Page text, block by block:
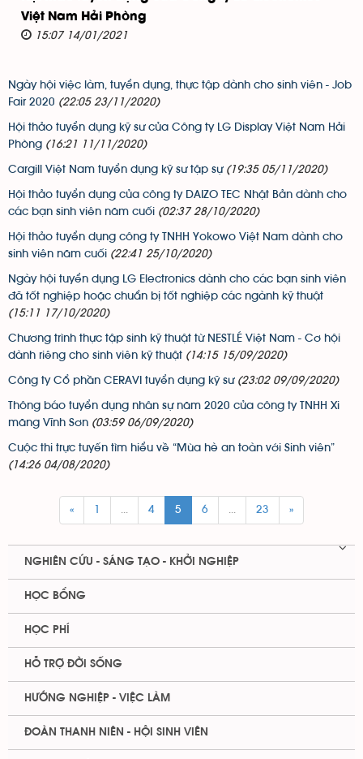
Việt Nam Hải Phòng
15:07 14/01/2021
Ngày hội việc làm, tuyển dụng, thực tập dành cho sinh viên - Job
Fair 2020 (22:05 23/11/2020)
Hội thảo tuyển dụng kỹ sư của Công ty LG Display Việt Nam Hải
Phòng (16:21 11/11/2020)
Cargill Việt Nam tuyển dụng kỹ sư tập sự (19:35 05/11/2020)
Hội thảo tuyển dụng của công ty DAIZO TEC Nhật Bản dành cho
các bạn sinh viên năm cuối (02:37 28/10/2020)
Hội thảo tuyển dụng công ty TNHH Yokowo Việt Nam dành cho
sinh viên năm cuối (22:41 25/10/2020)
Ngày hội tuyển dụng LG Electronics dành cho các bạn sinh viên
đã tốt nghiệp hoặc chuẩn bị tốt nghiệp các ngành kỹ thuật
(15:11 17/10/2020)
Chương trình thực tập sinh kỹ thuật từ NESTLÉ Việt Nam - Cơ hội
dành riêng cho sinh viên kỹ thuật (14:15 15/09/2020)
Công ty Cổ phần CERAVI tuyển dụng kỹ sư (23:02 09/09/2020)
Thông báo tuyển dụng nhân sự năm 2020 của công ty TNHH Xi
măng Vĩnh Sơn (03:59 06/09/2020)
Cuộc thi trực tuyến tìm hiểu về “Mùa hè an toàn với Sinh viên”
(14:26 04/08/2020)
« 1 4 5 6 23 »
NGHIÊN CỨU - SÁNG TẠO - KHỞI NGHIỆP
HỌC BỔNG
HỌC PHÍ
HỖ TRỢ ĐỜI SỐNG
HƯỚNG NGHIỆP - VIỆC LÀM
ĐOÀN THANH NIÊN - HỘI SINH VIÊN